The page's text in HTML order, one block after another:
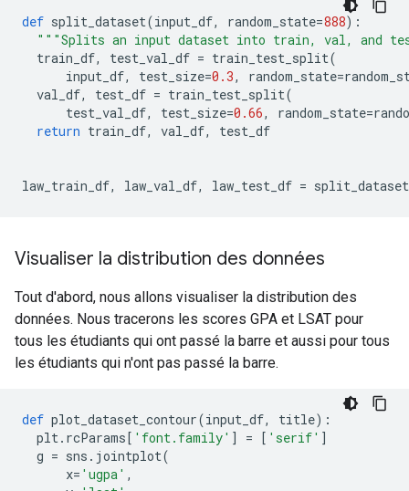
def split_dataset(input_df, random_state=888):
"""Splits an input dataset into train, val, and
train_df, test_val_df = train_test_split(
input_df, test_size=0.3, random_state=
val_df, test_df = train_test_split(
test_val_df, test_size=0.66, random_state=
return train_df, val_df, test_df
law_train_df, law_val_df, law_test_df = split_dataset
Visualiser la distribution des données
Tout d'abord, nous allons visualiser la distribution des
données. Nous tracerons les scores GPA et LSAT pour
tous les étudiants qui ont passé la barre et aussi pour tous
les étudiants qui n'ont pas passé la barre.
def plot_dataset_contour(input_df, title):
plt. rcParams[ 'font.family' ] = [ 'serif' ]
g = sns . jointplot(
x= 'ugpa' ,